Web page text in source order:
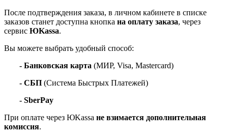
После подтверждения заказа, в личном кабинете в списке
заказов станет доступна кнопка на оплату заказа, через
сервис ЮKassa.
Вы можете выбрать удобный способ:
- Банковская карта (МИР, Visa, Mastercard)
- СБП (Система Быстрых Платежей)
- SberPay
При оплате через ЮKassa не взимается дополнительная
комиссия.